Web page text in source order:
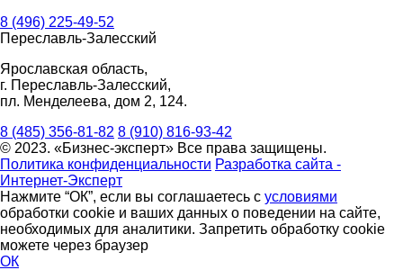
8 (496) 225-49-52
Переславль-Залесский
Ярославская область,
г. Переславль-Залесский,
пл. Менделеева, дом 2, 124.
8 (485) 356-81-82 8 (910) 816-93-42
© 2023. «Бизнес-эксперт» Все права защищены.
Политика конфиденциальности Разработка сайта -
Интернет-Эксперт
Нажмите “ОК”, если вы соглашаетесь с условиями
обработки cookie и ваших данных о поведении на сайте,
необходимых для аналитики. Запретить обработку cookie
можете через браузер
ОК